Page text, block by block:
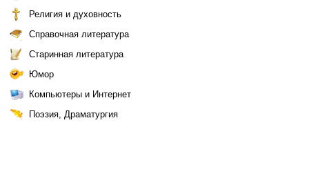
Религия и духовность
Справочная литература
Старинная литература
Юмор
Компьютеры и Интернет
Поэзия, Драматургия